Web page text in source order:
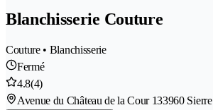
Blanchisserie Couture
Couture • Blanchisserie
Fermé
4.8(4)
Avenue du Château de la Cour 133960 Sierre